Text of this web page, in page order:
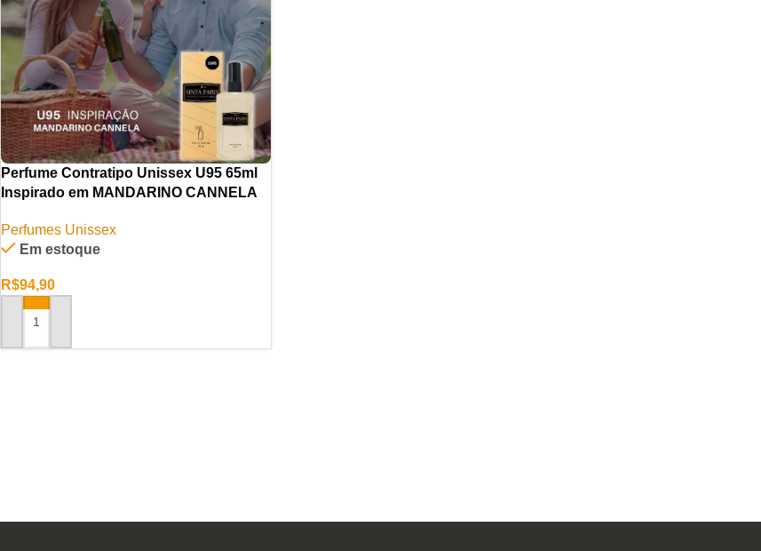
Perfume Contratipo Unissex U95 65ml
Inspirado em MANDARINO CANNELA
Perfumes Unissex
Em estoque
R$94,90
ADICIONAR AO CARRINHO